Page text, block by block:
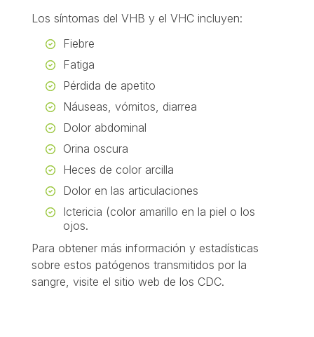
Los síntomas del VHB y el VHC incluyen:
Fiebre
Fatiga
Pérdida de apetito
Náuseas, vómitos, diarrea
Dolor abdominal
Orina oscura
Heces de color arcilla
Dolor en las articulaciones
Ictericia (color amarillo en la piel o los
ojos.
Para obtener más información y estadísticas
sobre estos patógenos transmitidos por la
sangre, visite el sitio web de los CDC.